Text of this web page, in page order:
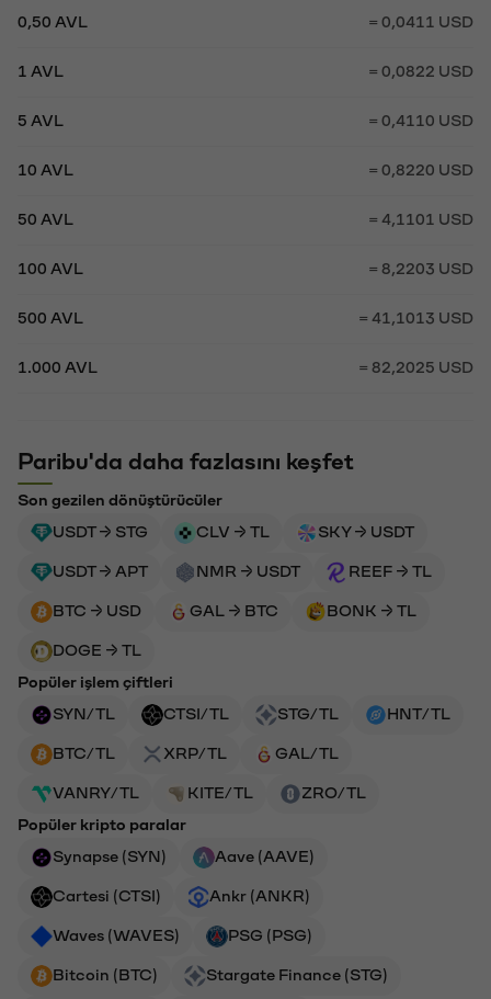
0,50 AVL = 0,0411 USD
1 AVL = 0,0822 USD
5 AVL = 0,4110 USD
10 AVL = 0,8220 USD
50 AVL = 4,1101 USD
100 AVL = 8,2203 USD
500 AVL = 41,1013 USD
1.000 AVL = 82,2025 USD
Paribu'da daha fazlasını keşfet
Son gezilen dönüştürücüler
USDT → STG
CLV → TL SKY → USDT
USDT → APT NMR → USDT REEF → TL
BTC → USD GAL → BTC BONK → TL
DOGE → TL
Popüler işlem çiftleri
SYN/TL
CTSI/TL STG/TL HNT/TL
BTC/TL XRP/TL GAL/TL
VANRY/TL KITE/TL
ZRO/TL
Popüler kripto paralar
Synapse (SYN)
Aave (AAVE)
Cartesi (CTSI) Ankr (ANKR)
Waves (WAVES) PSG (PSG)
Bitcoin (BTC) Stargate Finance (STG)